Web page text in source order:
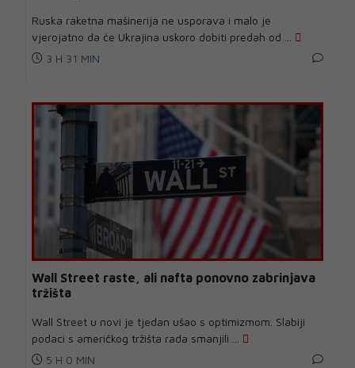
Ruska raketna mašinerija ne usporava i malo je
vjerojatno da će Ukrajina uskoro dobiti predah od ...
3 H 31 MIN
Wall Street raste, ali nafta ponovno zabrinjava
tržišta
Wall Street u novi je tjedan ušao s optimizmom. Slabiji
podaci s američkog tržišta rada smanjili ...
5 H 0 MIN